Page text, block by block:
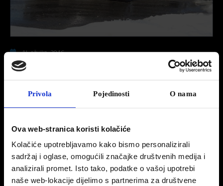
Privola Pojedinosti O nama
Ova web-stranica koristi kolačiće
Kolačiće upotrebljavamo kako bismo personalizirali
sadržaj i oglase, omogućili značajke društvenih medija i
analizirali promet. Isto tako, podatke o vašoj upotrebi
naše web-lokacije dijelimo s partnerima za društvene
14 ožujka, 2016
Peugeot 508 2.0 BlueHDi 180 Allure
Sjećate li se dječje igre s igraćim kartama s automobilima, kada smo morali
vrijeme na kartama bio Peugeot 508 BlueHDi 180 tada bismo imali pravi adut za
gotovo svaki izazov jer performanse nove 508-ice i na papiru i na asfaltu zaista
S 400 Nm i 180 KS te 8,5 sekundi do stotke i maksimalnih 230 km/h Peugeot 508